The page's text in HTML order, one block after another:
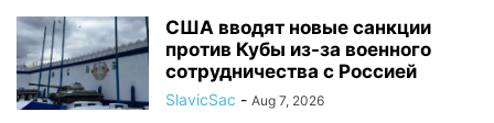
США вводят новые санкции
против Кубы из-за военного
сотрудничества с Россией
SlavicSac - Aug 7, 2026